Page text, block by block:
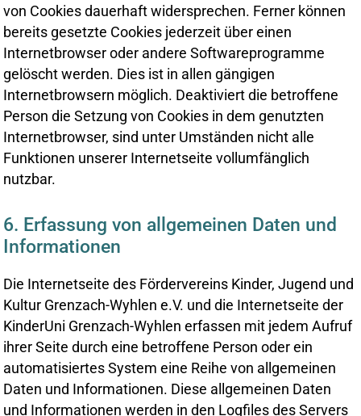
von Cookies dauerhaft widersprechen. Ferner können
bereits gesetzte Cookies jederzeit über einen
Internetbrowser oder andere Softwareprogramme
gelöscht werden. Dies ist in allen gängigen
Internetbrowsern möglich. Deaktiviert die betroffene
Person die Setzung von Cookies in dem genutzten
Internetbrowser, sind unter Umständen nicht alle
Funktionen unserer Internetseite vollumfänglich
nutzbar.
6. Erfassung von allgemeinen Daten und
Informationen
Die Internetseite des Fördervereins Kinder, Jugend und
Kultur Grenzach-Wyhlen e.V. und die Internetseite der
KinderUni Grenzach-Wyhlen erfassen mit jedem Aufruf
ihrer Seite durch eine betroffene Person oder ein
automatisiertes System eine Reihe von allgemeinen
Daten und Informationen. Diese allgemeinen Daten
und Informationen werden in den Logfiles des Servers